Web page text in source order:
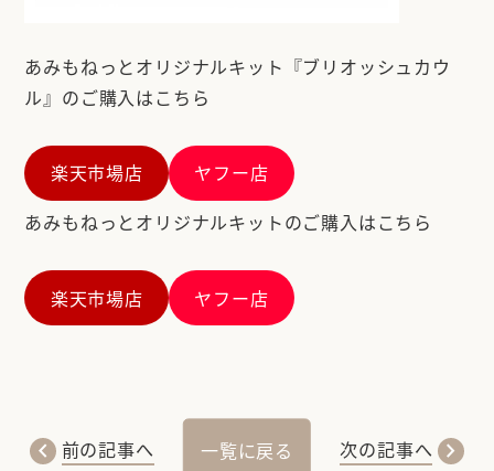
あみもねっとオリジナルキット『ブリオッシュカウ
ル』のご購入はこちら
楽天市場店
ヤフー店
あみもねっとオリジナルキットのご購入はこちら
楽天市場店 ヤフー店
chevron_left 前の記事へ 一覧に戻る 次の記事へ chevron_right